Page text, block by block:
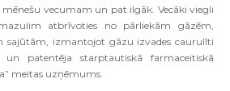
vecumam un pat ilgāk. Vecāki viegli
atbrīvoties no pārliekām gāzēm,
sajūtām, izmantojot gāzu izvades caurulīti
patentēja starptautiskā farmaceitiskā
meitas uzņēmums.